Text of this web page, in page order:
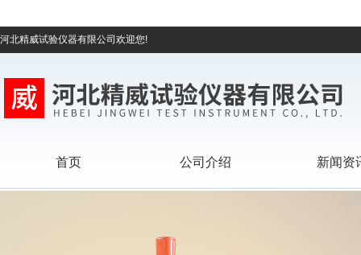
河北精威试验仪器有限公司欢迎您!
首页 公司介绍 新闻资